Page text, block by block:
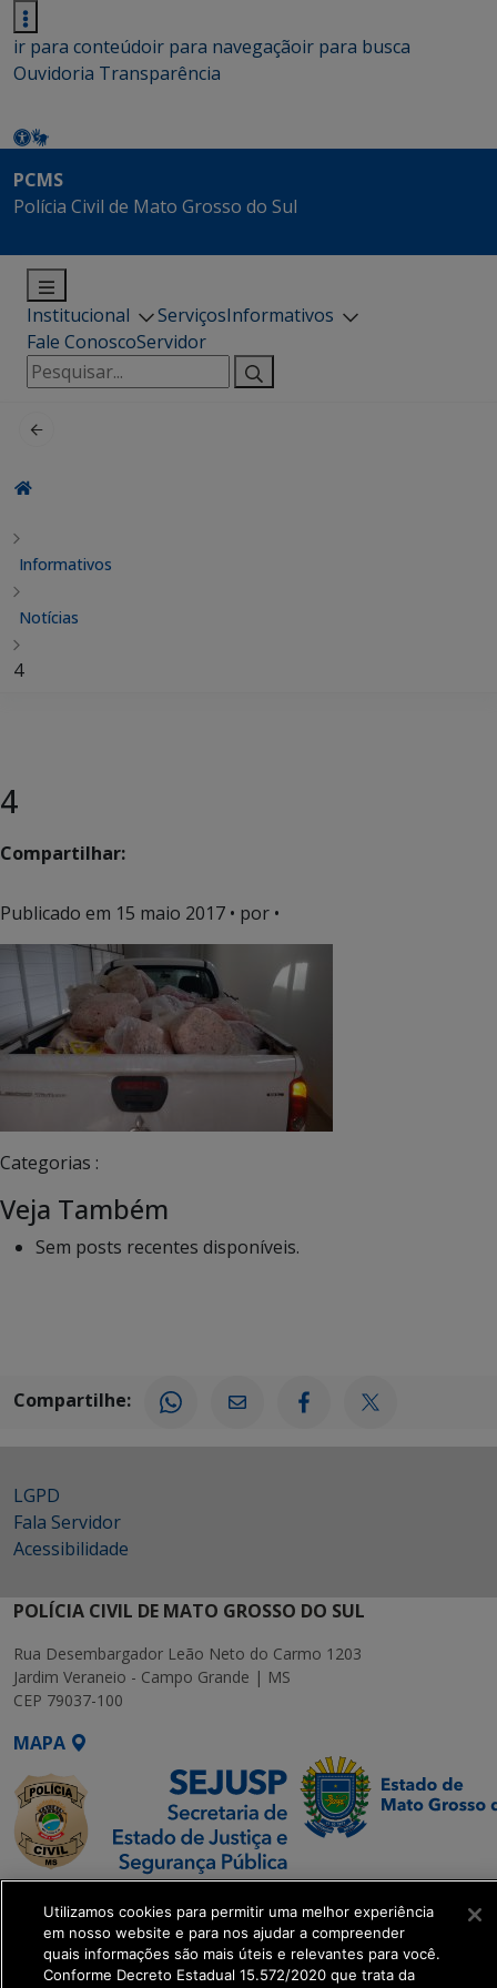
ir para conteúdoir para navegaçãoir para busca
Ouvidoria Transparência
PCMS
Polícia Civil de Mato Grosso do Sul
Institucional ServiçosInformativos
Fale ConoscoServidor
Pesquisar
por:
Informativos
Notícias
4
4
Compartilhar:
Publicado em 15 maio 2017 • por •
Categorias :
Veja Também
Sem posts recentes disponíveis.
Compartilhe:
LGPD
Fala Servidor
Acessibilidade
POLÍCIA CIVIL DE MATO GROSSO DO SUL
Rua Desembargador Leão Neto do Carmo 1203
Jardim Veraneio - Campo Grande | MS
CEP 79037-100
MAPA
SETDIG | Secretaria-
Executiva de
Transformação Digital
Utilizamos cookies para permitir uma melhor experiência
em nosso website e para nos ajudar a compreender
quais informações são mais úteis e relevantes para você.
Conforme Decreto Estadual 15.572/2020 que trata da